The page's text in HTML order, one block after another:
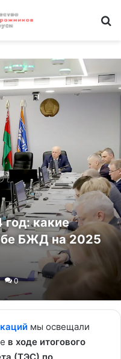
какие
БЖД на 2025
0
мы освещали
в ходе итогового